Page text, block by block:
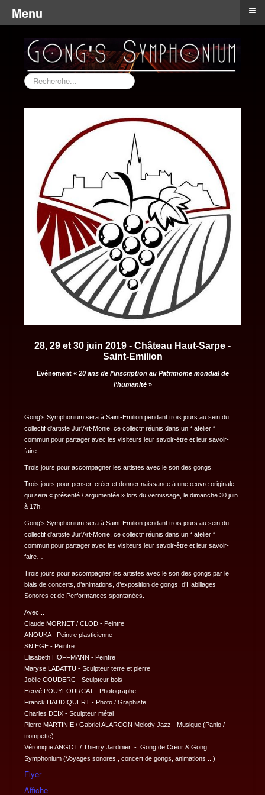
Rechercher
28, 29 et 30 juin 2019 - Château Haut-Sarpe -
Saint-Emilion
Evènement « 20 ans de l'inscription au Patrimoine mondial de
l'humanité»
Gong's Symphonium sera à Saint-Emilion pendant trois jours au sein du
collectif d'artiste Jur'Art-Monie, ce collectif réunis dans un “ atelier ”
commun pour partager avec les visiteurs leur savoir-être et leur savoir-
faire…
Trois jours pour accompagner les artistes avec le son des gongs.
Trois jours pour penser, créer et donner naissance à une œuvre originale
qui sera « présenté / argumentée » lors du vernissage, le dimanche 30 juin
à 17h.
Gong's Symphonium sera à Saint-Emilion pendant trois jours au sein du
collectif d'artiste Jur'Art-Monie, ce collectif réunis dans un “ atelier ”
commun pour partager avec les visiteurs leur savoir-être et leur savoir-
faire…
Trois jours pour accompagner les artistes avec le son des gongs par le
biais de concerts, d’animations, d’exposition de gongs, d’Habillages
Sonores et de Performances spontanées.
Avec...
Claude MORNET / CLOD - Peintre
ANOUKA - Peintre plasticienne
SNIEGE - Peintre
Elisabeth HOFFMANN - Peintre
Maryse LABATTU - Sculpteur terre et pierre
Joëlle COUDERC - Sculpteur bois
Hervé POUYFOURCAT - Photographe
Franck HAUDIQUERT - Photo / Graphiste
Charles DEIX - Sculpteur métal
Pierre MARTINIE / Gabriel ALARCON Melody Jazz - Musique (Panio /
trompette)
Véronique ANGOT / Thierry Jardinier - Gong de Cœur & Gong
Symphonium (Voyages sonores , concert de gongs, animations ...)
Flyer
Affiche
Menu ≡